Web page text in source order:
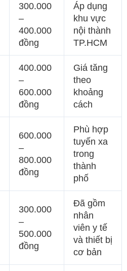
300.000
–
400.000
đồng
Áp dụng
khu vực
nội thành
TP.HCM
400.000
–
600.000
đồng
Giá tăng
theo
khoảng
cách
600.000
–
800.000
đồng
Phù hợp
tuyến xa
trong
thành
phố
300.000
–
500.000
đồng
Đã gồm
nhân
viên y tế
và thiết bị
cơ bản